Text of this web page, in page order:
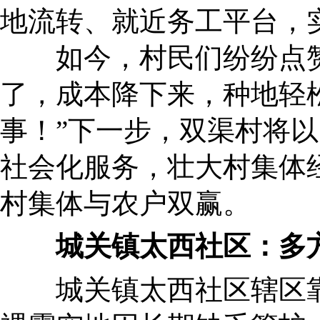
地流转、就近务工平台，
如今，村民们纷纷点
了，成本降下来，种地
事！”下一步，双渠村将
社会化服务，壮大村集体
村集体与农户双赢。
城关镇太西社区：多
城关镇太西社区辖区